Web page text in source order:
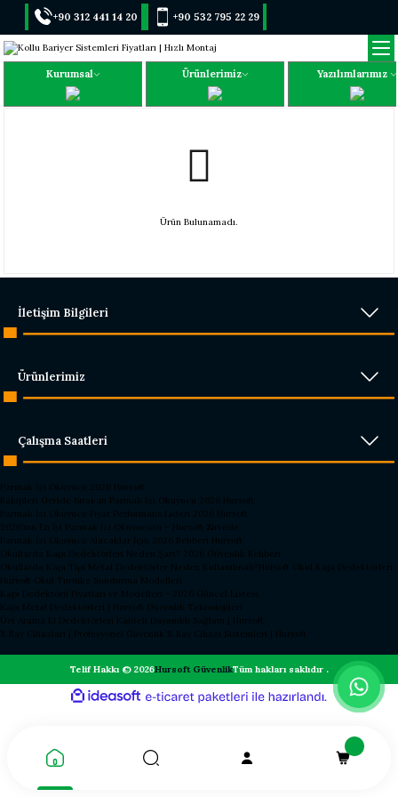
+90 312 441 14 20 +90 532 795 22 29
Kurumsal Ürünlerimiz Yazılımlarımız
Ürün Bulunamadı.
İletişim Bilgileri
Ürünlerimiz
Çalışma Saatleri
Parmak İzi Okuyucu 2026 Hursoft
Rakipleri Geride Bırakan Parmak İzi Okuyucu 2026 Hursoft
Parmak İzi Okuyucu Fiyat Performans Lideri 2026 Hursoft
2026’nın En İyi Parmak İzi Okuyucusu – Hursoft Zirvede
Parmak İzi Okuyucu Alacaklar İçin 2026 Rehberi Hursoft
Okullarda Kapı Dedektörleri Neden Şart? 2026 Güvenlik Rehberi
Okullarda Kapı Tipi Metal Dedektörler Neden Kullanılmalı?Hursoft Okul Kapı Dedektörleri
Hursoft Okul Turnike Sundurma Modelleri
Kapı Dedektörü Fiyatları ve Modelleri - 2026 Güncel Listesi
Kapı Metal Dedektörleri | Hursoft Güvenlik Teknolojileri
Üst Arama El Dedektörleri Kaliteli Dayanıklı Sağlam | Hursoft
X Ray Cihazları | Profesyonel Güvenlik X Ray Cihazı Sistemleri | Hursoft
Telif Hakkı © 2026Hursoft GüvenlikTüm hakları saklıdır .
ideasoft
e-
ile
hazırlandı.